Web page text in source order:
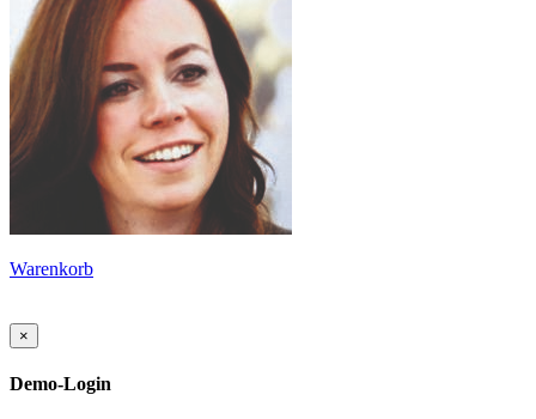
Warenkorb
×
Demo-Login